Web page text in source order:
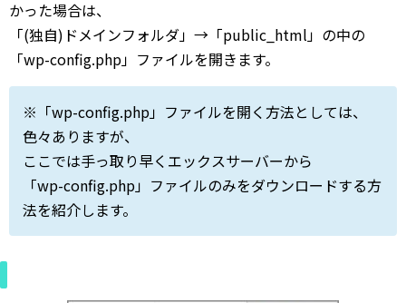
かった場合は、
「(独自)ドメインフォルダ」→「public_html」の中の
「wp-config.php」ファイルを開きます。
※「wp-config.php」ファイルを開く方法としては、
色々ありますが、
ここでは手っ取り早くエックスサーバーから
「wp-config.php」ファイルのみをダウンロードする方
法を紹介します。